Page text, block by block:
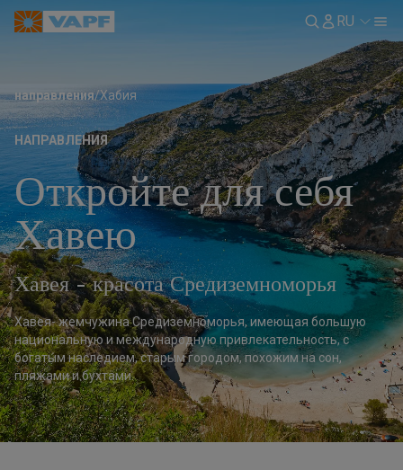
RU
направления/Хабия
НАПРАВЛЕНИЯ
Откройте для себя
Хавею
Хавея - красота Средиземноморья
Хавея- жемчужина Средиземноморья, имеющая большую
национальную и международную привлекательность, с
богатым наследием, старым городом, похожим на сон,
пляжами и бухтами.